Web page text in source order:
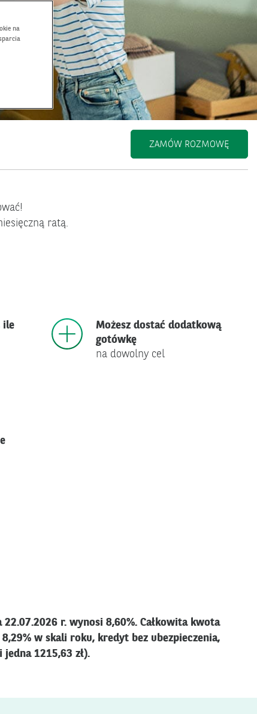
ZAMÓW ROZMOWĘ
ratą.
ile
Możesz dostać dodatkową
gotówkę
na dowolny cel
r. wynosi 8,60%. Całkowita kwota
w skali roku, kredyt bez ubezpieczenia,
1215,63 zł).
na